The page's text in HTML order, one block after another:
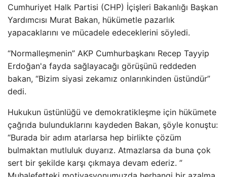
Cumhuriyet Halk Partisi (CHP) İçişleri Bakanlığı Başkan
Yardımcısı Murat Bakan, hükümetle pazarlık
yapacaklarını ve mücadele edeceklerini söyledi.
“Normalleşmenin” AKP Cumhurbaşkanı Recep Tayyip
Erdoğan'a fayda sağlayacağı görüşünü reddeden
bakan, “Bizim siyasi zekamız onlarınkinden üstündür”
dedi.
Hukukun üstünlüğü ve demokratikleşme için hükümete
çağrıda bulunduklarını kaydeden Bakan, şöyle konuştu:
“Burada bir adım atarlarsa hep birlikte çözüm
bulmaktan mutluluk duyarız. Atmazlarsa da buna çok
sert bir şekilde karşı çıkmaya devam ederiz. ”